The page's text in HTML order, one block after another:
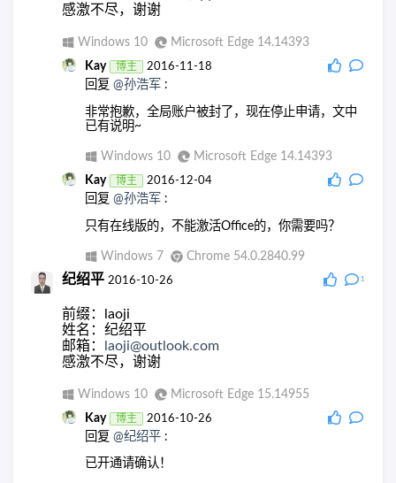
感激不尽，谢谢
Windows 10 Microsoft Edge 14.14393
Kay 博主 2016-11-18
回复 @孙浩军 :
非常抱歉，全局账户被封了，现在停止申请，文中
已有说明~
Windows 10 Microsoft Edge 14.14393
Kay 博主 2016-12-04
回复 @孙浩军 :
只有在线版的，不能激活Office的，你需要吗？
Windows 7 Chrome 54.0.2840.99
纪绍平 2016-10-26 1
前缀：laoji
姓名：纪绍平
邮箱：
laoji@outlook.com
感激不尽，谢谢
Windows 10 Microsoft Edge 15.14955
Kay 博主 2016-10-26
回复 @纪绍平 :
已开通请确认！